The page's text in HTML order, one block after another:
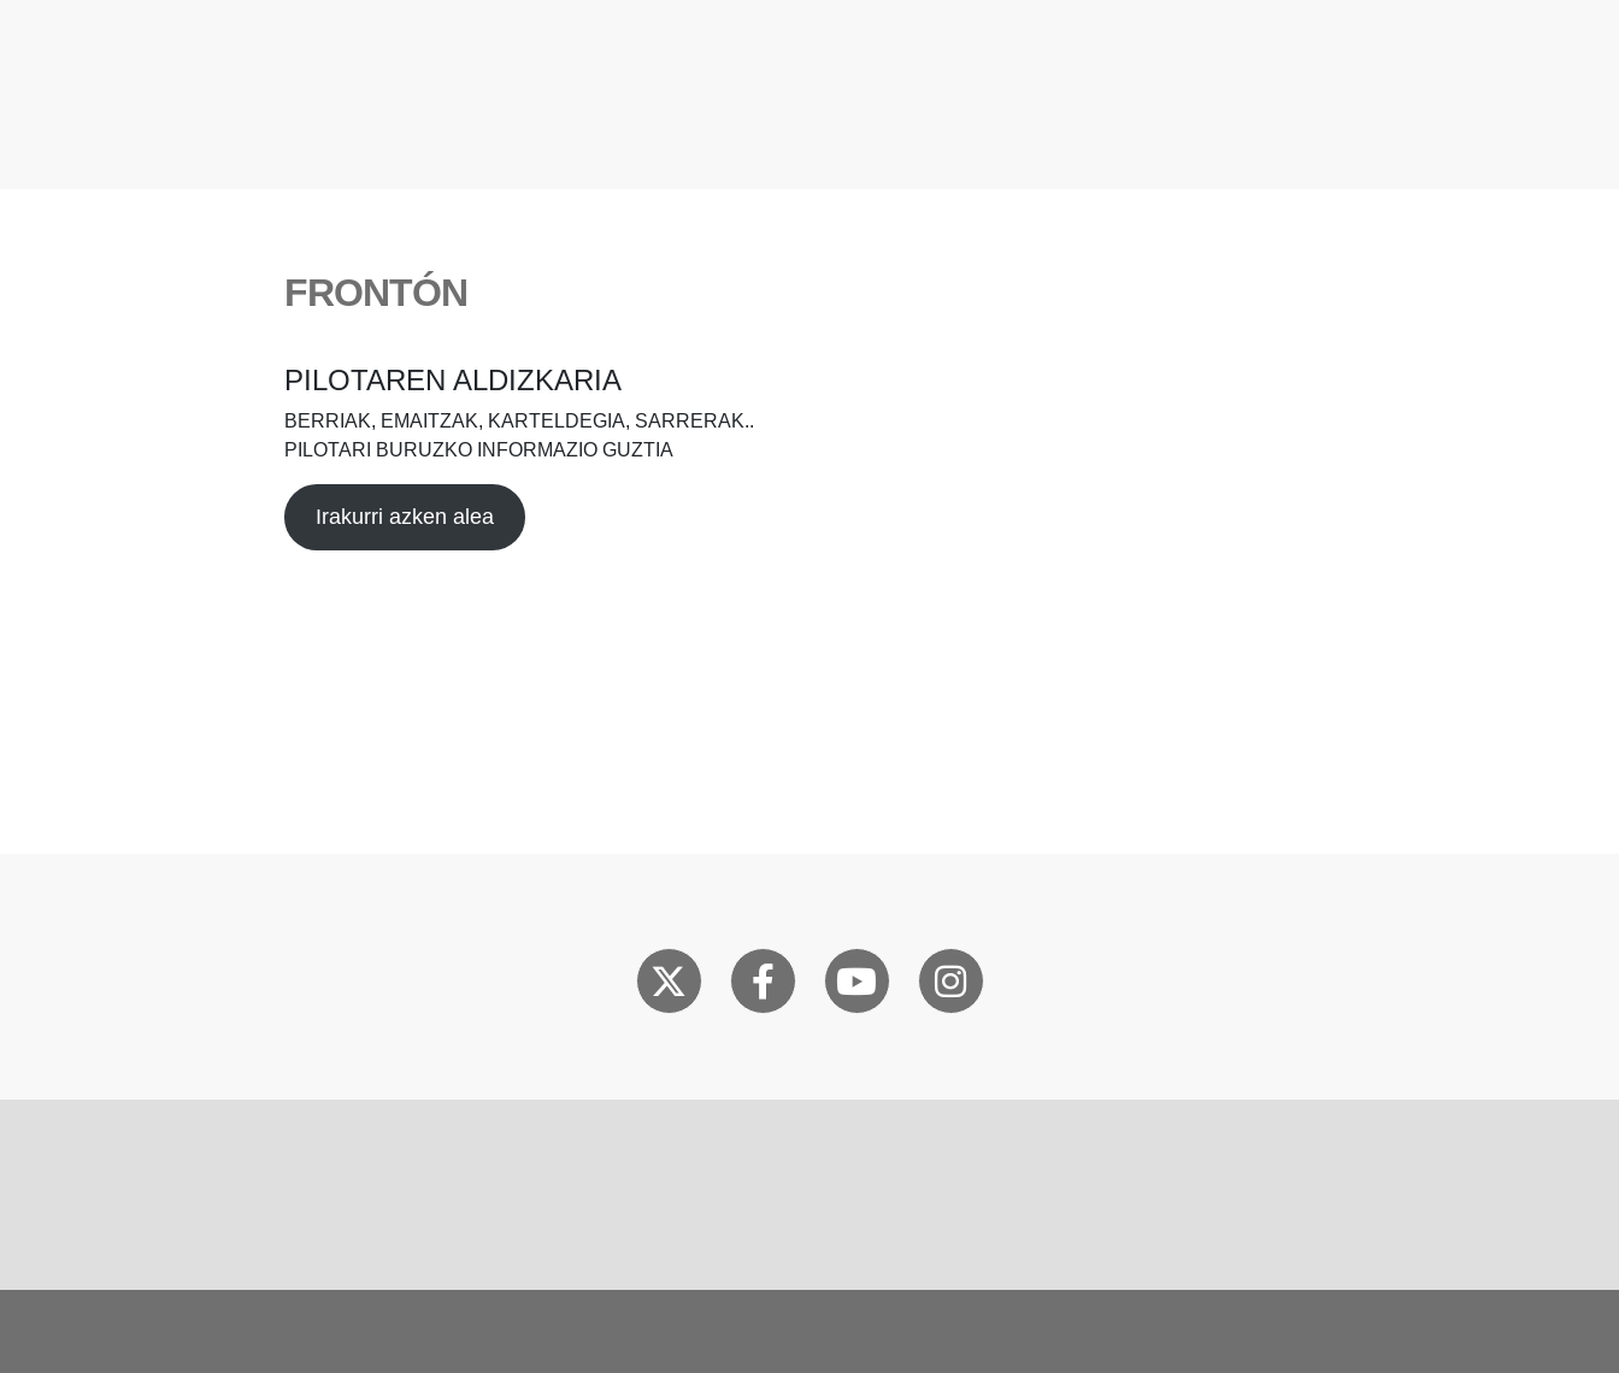
FRONTÓN
PILOTAREN ALDIZKARIA
BERRIAK, EMAITZAK, KARTELDEGIA, SARRERAK..
PILOTARI BURUZKO INFORMAZIO GUZTIA
Irakurri azken alea